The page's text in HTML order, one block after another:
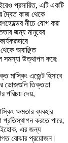
প্রসারিত, এটি একটি
দ্বৈত কাজ থেকে
নীচে যোগ করা
জন্য মানুষের
থেকে অবাঞ্ছিত
সমস্যা উত্থাপন করে:
মাস্কিং এজেন্ট হিসাবে
ডোজগুলি তিক্ততা
পরিচয় দেয়,
ক্ষমতার ব্যবহার
প্রতিস্থাপন করতে পারে,
এর জন্য
বোঝার প্রয়োজন।